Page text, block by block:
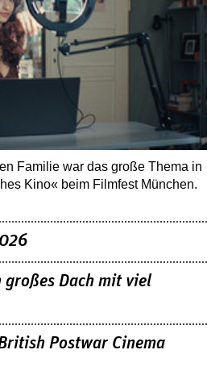
Familie war das große Thema in
Kino« beim Filmfest München.
großes Dach mit viel
Postwar Cinema